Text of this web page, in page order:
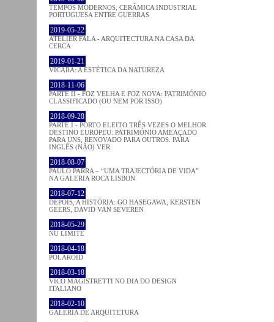
TEMPOS MODERNOS, CERÂMICA INDUSTRIAL
PORTUGUESA ENTRE GUERRAS
2019-05-22
ATELIER FALA - ARQUITECTURA NA CASA DA
CERCA
2019-01-21
VICARA: A ESTÉTICA DA NATUREZA
2018-11-06
PARTE II - FOZ VELHA E FOZ NOVA: PATRIMÓNIO
CLASSIFICADO (OU NEM POR ISSO)
2018-09-28
PARTE I - PORTO ELEITO TRÊS VEZES O MELHOR
DESTINO EUROPEU: PATRIMÓNIO AMEAÇADO
PARA UNS, RENOVADO PARA OUTROS. PARA
INGLÊS (NÃO) VER
2018-08-07
PAULO PARRA – “UMA TRAJECTÓRIA DE VIDA”
NA GALERIA ROCA LISBON
2018-07-12
DEPOIS, A HISTÓRIA: GO HASEGAWA, KERSTEN
GEERS, DAVID VAN SEVEREN
2018-05-29
NU LIMITE
2018-04-18
POLAROID
2018-03-18
VICO MAGISTRETTI NO DIA DO DESIGN
ITALIANO
2018-02-10
GALERIA DE ARQUITETURA